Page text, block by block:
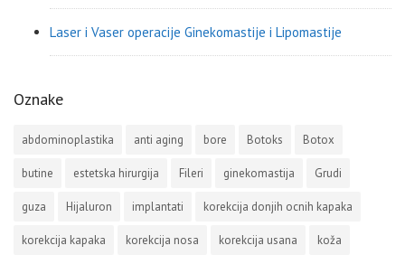
Laser i Vaser operacije Ginekomastije i Lipomastije
Oznake
abdominoplastika anti aging bore Botoks Botox
butine estetska hirurgija Fileri ginekomastija Grudi
guza Hijaluron implantati korekcija donjih ocnih kapaka
korekcija kapaka korekcija nosa korekcija usana koža